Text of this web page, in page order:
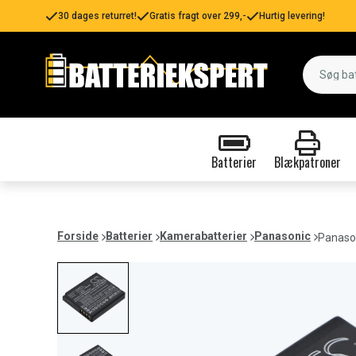
30 dages returret! Gratis fragt over 299,- Hurtig levering!
Batterier Blækpatroner
Forside Batterier Kamerabatterier Panasonic